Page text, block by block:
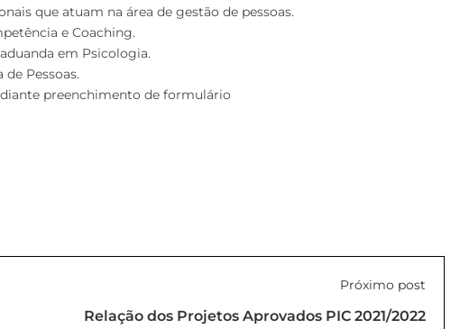
que atuam na área de gestão de pessoas.
e Coaching.
em Psicologia.
Pessoas.
preenchimento de formulário
Próximo post
Relação dos Projetos Aprovados PIC 2021/2022